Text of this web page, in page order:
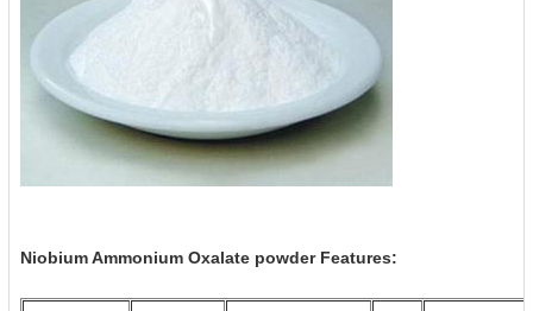
Niobium Ammonium Oxalate powder Features: